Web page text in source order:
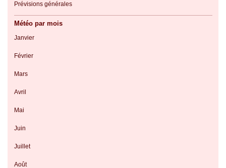
Prévisions générales
Météo par mois
Janvier
Février
Mars
Avril
Mai
Juin
Juillet
Août